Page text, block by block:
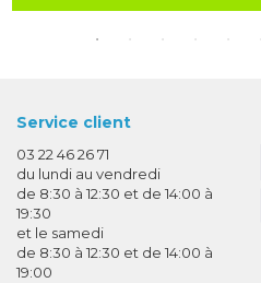
Service client
03 22 46 26 71
du lundi au vendredi
de 8:30 à 12:30 et de 14:00 à
19:30
et le samedi
de 8:30 à 12:30 et de 14:00 à
19:00